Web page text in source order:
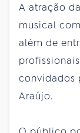
A atração
musical
além de
convidados
Araújo.